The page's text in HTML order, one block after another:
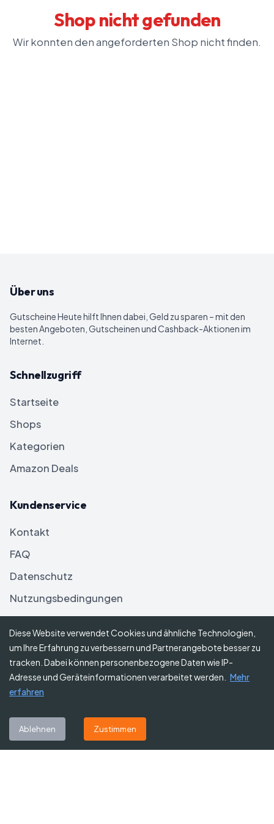
Shop nicht gefunden
Wir konnten den angeforderten Shop nicht finden.
Über uns
Gutscheine Heutehilft Ihnen dabei, Geld zu sparen – mit den
besten Angeboten, Gutscheinen und Cashback-Aktionen im
Internet.
Schnellzugriff
Startseite
Shops
Kategorien
Amazon Deals
Kundenservice
Kontakt
FAQ
Datenschutz
Nutzungsbedingungen
Haftungsausschluss
Folgen Sie uns
Diese Website verwendet Cookies und ähnliche Technologien,
um Ihre Erfahrung zu verbessern und Partnerangebote besser zu
tracken. Dabei können personenbezogene Daten wie IP-
Adresse und Geräteinformationen verarbeitet werden.
Mehr
erfahren
Ablehnen Zustimmen